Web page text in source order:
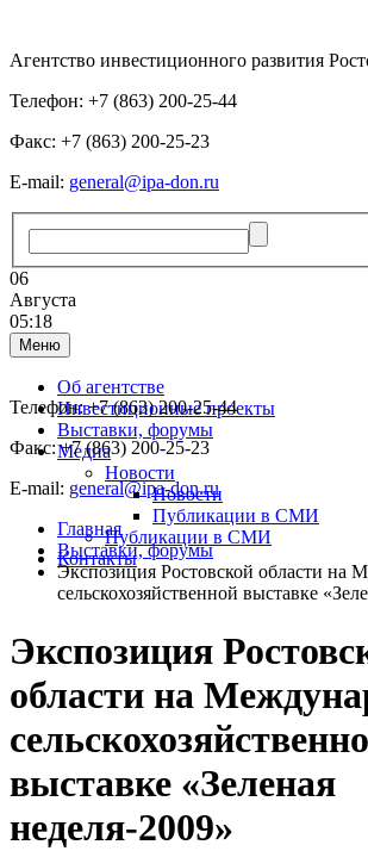
Агентство инвестиционного развития
Телефон: +7 (863) 200-25-44
Факс: +7 (863) 200-25-23
E-mail: general@ipa-don.ru
06
Августа
05:18
Меню
Об агентстве
Инвестиционные проекты
Выставки, форумы
Медиа
Новости
Новости
Публикации в СМИ
Публикации в СМИ
Контакты
Телефон: +7 (863) 200-25-44
Факс: +7 (863) 200-25-23
E-mail: general@ipa-don.ru
Главная
Выставки, форумы
Экспозиция Ростовской области на
сельскохозяйственной выставке
Экспозиция
области на
выставке «Зеленая
неделя-2009»